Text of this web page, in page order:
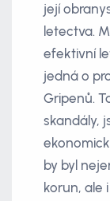
její
letectva.
efektivní
jedná o
Gripenů.
skandály,
by byl
korun, ale